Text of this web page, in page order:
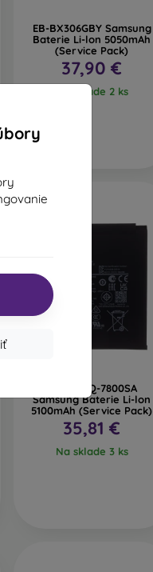
EB-BX306GBY Samsung
Baterie Li-lon 5050mAh
(Service Pack)
37,90 €
Na sklade 2 ks
SCUD_HQ-7800SA
Samsung Baterie Li-lon
5100mAh (Service Pack)
35,81 €
Na sklade 3 ks